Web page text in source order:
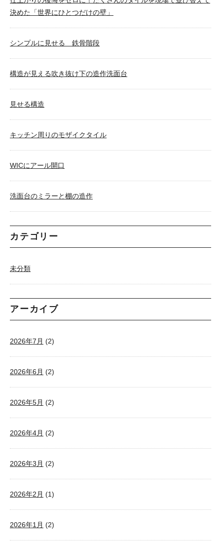
決めた「世界にひとつだけの壁」
シンプルに見せる 鉄骨階段
構造が見える吹き抜け下の造作洗面台
見せる構造
キッチン周りのモザイクタイル
WICにアール開口
洗面台のミラーと棚の造作
カテゴリー
未分類
アーカイブ
2026年7月 (2)
2026年6月 (2)
2026年5月 (2)
2026年4月 (2)
2026年3月 (2)
2026年2月 (1)
2026年1月 (2)